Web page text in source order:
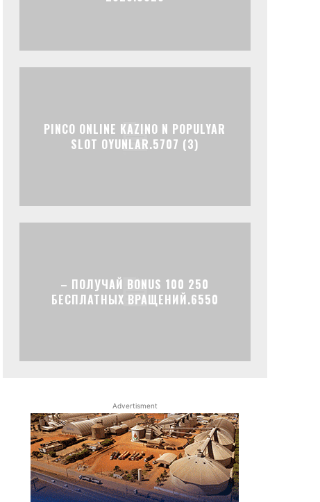
PINCO ONLINE KAZINO N POPULYAR
SLOT OYUNLAR.5707 (3)
– ПОЛУЧАЙ BONUS 100 250
БЕСПЛАТНЫХ ВРАЩЕНИЙ.6550
Advertisment